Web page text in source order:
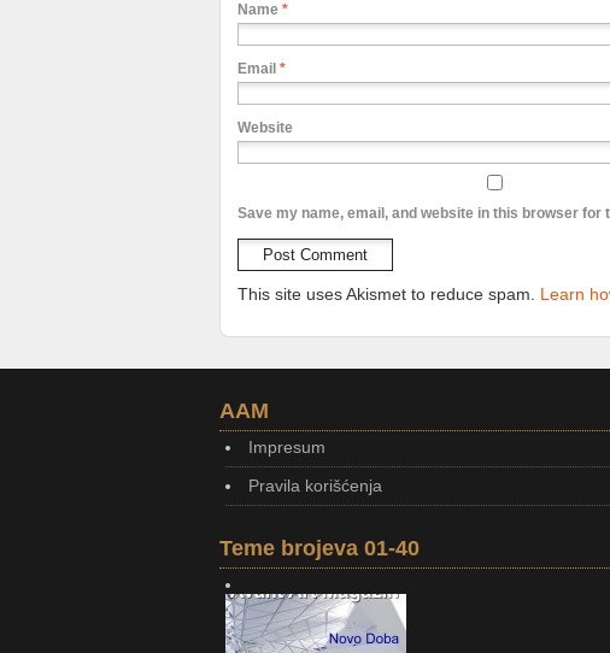
Name *
Email *
Website
Save my name, email, and website in this browser for
This site uses Akismet to reduce spam. Learn
AAM
Impresum
Pravila korišćenja
Teme brojeva 01-40